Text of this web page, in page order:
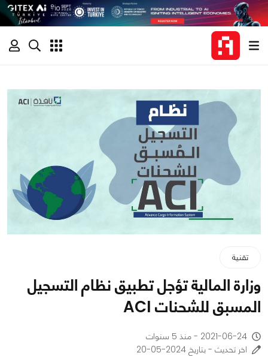
تقنية
وزارة المالية تؤجل تطبيق نظام التسجيل
المسبق للشحنات ACI
2021-06-24 - منذ 5 سنوات
اخر تحديث - بتاريخ 2024-05-20